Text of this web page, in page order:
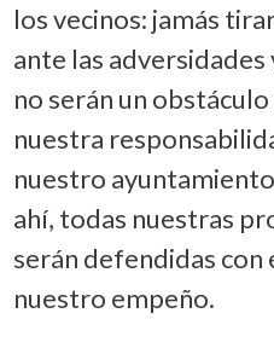
los vecinos: jamás
ante las
no serán un
nuestra
nuestro
ahí, todas nuestras
serán defendidas con
nuestro empeño.